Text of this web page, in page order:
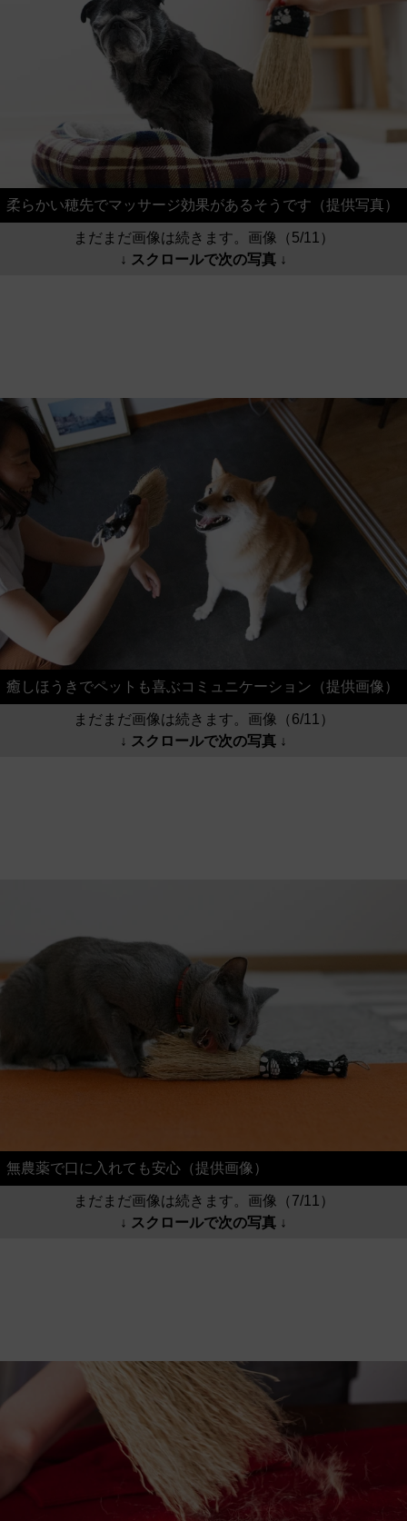
柔らかい穂先でマッサージ効果があるそうです（提供写真）
まだまだ画像は続きます。画像（5/11）
↓ スクロールで次の写真 ↓
癒しほうきでペットも喜ぶコミュニケーション（提供画像）
まだまだ画像は続きます。画像（6/11）
↓ スクロールで次の写真 ↓
無農薬で口に入れても安心（提供画像）
まだまだ画像は続きます。画像（7/11）
↓ スクロールで次の写真 ↓